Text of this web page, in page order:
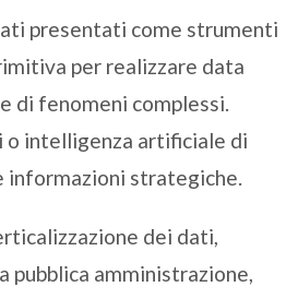
presentati come strumenti
per realizzare data
di fenomeni complessi.
o intelligenza artificiale di
informazioni strategiche.
dei dati,
pubblica amministrazione,